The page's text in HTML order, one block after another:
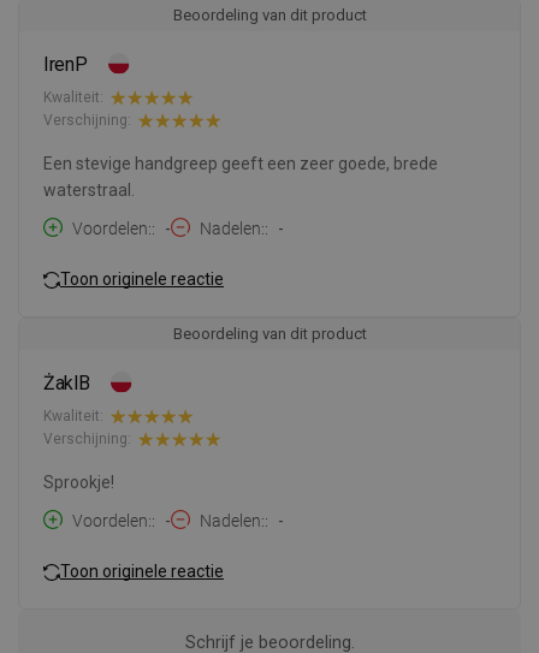
Beoordeling van dit product
IrenP
Kwaliteit:
Verschijning:
Een stevige handgreep geeft een zeer goede, brede
waterstraal.
Voordelen:
- Nadelen: -
Toon originele reactie
Beoordeling van dit product
ŻaklB
Kwaliteit:
Verschijning:
Sprookje!
Voordelen:
- Nadelen: -
Toon originele reactie
Schrijf je beoordeling.